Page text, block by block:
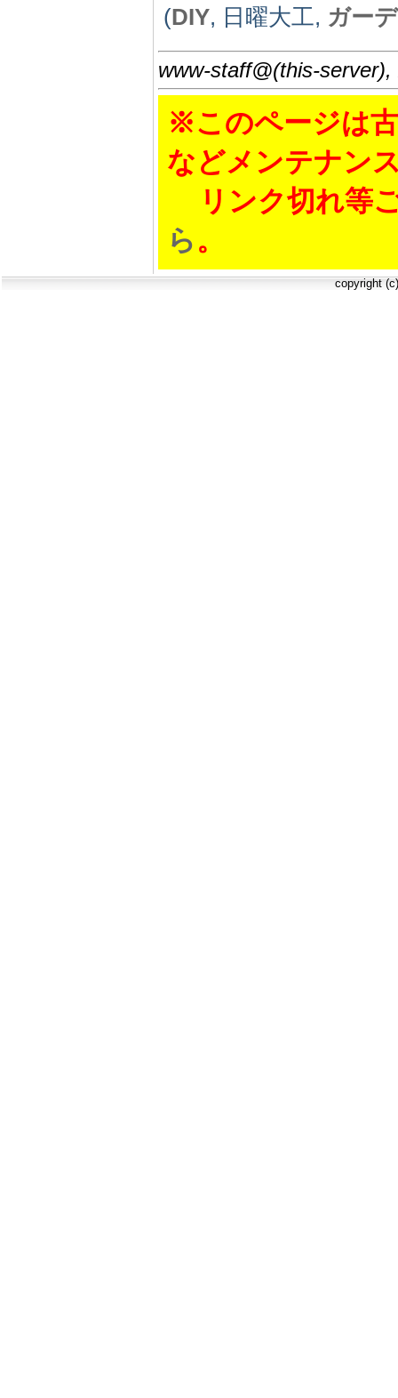
(DIY, 日曜大工, ガー
www-staff@(this-
※このページは
などメンテナン
リンク切れ等
ら。
copyright